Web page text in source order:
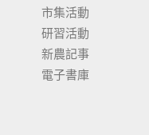
市集活動
研習活動
新農記事
電子書庫